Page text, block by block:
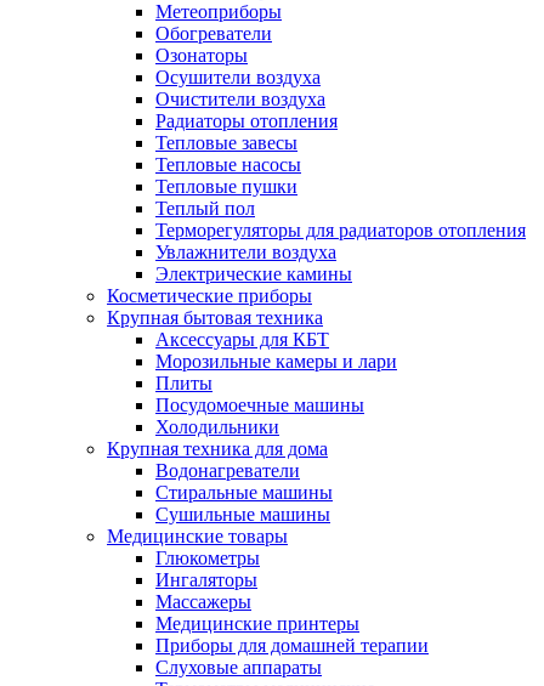
Метеоприборы
Обогреватели
Озонаторы
Осушители воздуха
Очистители воздуха
Радиаторы отопления
Тепловые завесы
Тепловые насосы
Тепловые пушки
Теплый пол
Терморегуляторы для радиаторов отопления
Увлажнители воздуха
Электрические камины
Косметические приборы
Крупная бытовая техника
Аксессуары для КБТ
Морозильные камеры и лари
Плиты
Посудомоечные машины
Холодильники
Крупная техника для дома
Водонагреватели
Стиральные машины
Сушильные машины
Медицинские товары
Глюкометры
Ингаляторы
Массажеры
Медицинские принтеры
Приборы для домашней терапии
Слуховые аппараты